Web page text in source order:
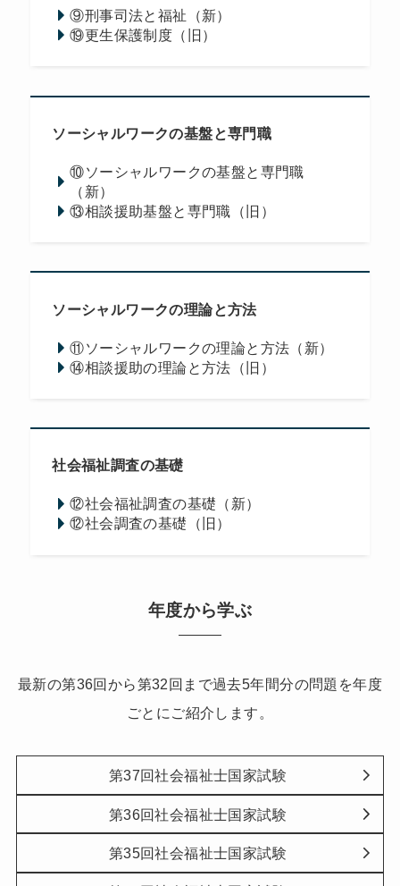
⑨刑事司法と福祉（新）
⑲更生保護制度（旧）
ソーシャルワークの基盤と専門職
⑩ソーシャルワークの基盤と専門職
（新）
⑬相談援助基盤と専門職（旧）
ソーシャルワークの理論と方法
⑪ソーシャルワークの理論と方法（新）
⑭相談援助の理論と方法（旧）
社会福祉調査の基礎
⑫社会福祉調査の基礎（新）
⑫社会調査の基礎（旧）
年度から学ぶ
最新の第36回から第32回まで過去5年間分の問題を年度
ごとにご紹介します。
第37回社会福祉士国家試験
第36回社会福祉士国家試験
第35回社会福祉士国家試験